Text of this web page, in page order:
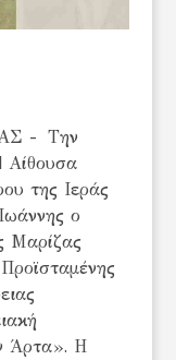
- Την
Αίθουσα
της Ιεράς
ο
Μαρίζας
Άρτα». Η